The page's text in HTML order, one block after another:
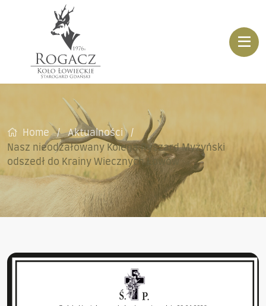
Home
Aktualności
Nasz nieodżałowany Kolega Ryszard Myżyński
odszedł do Krainy Wiecznych Łowów